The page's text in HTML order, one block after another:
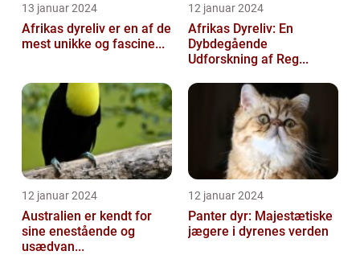
13 januar 2024
Afrikas dyreliv er en af de
mest unikke og fascine...
12 januar 2024
Afrikas Dyreliv: En
Dybdegående
Udforskning af Reg...
12 januar 2024
Australien er kendt for
sine enestående og
usædvan...
12 januar 2024
Panter dyr: Majestætiske
jægere i dyrenes verden